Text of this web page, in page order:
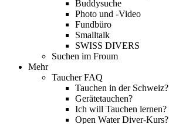
Buddysuche
Photo und -Video
Fundbüro
Smalltalk
SWISS DIVERS
Suchen im Froum
Mehr
Taucher FAQ
Tauchen in der Schweiz?
Gerätetauchen?
Ich will Tauchen lernen?
Open Water Diver-Kurs?